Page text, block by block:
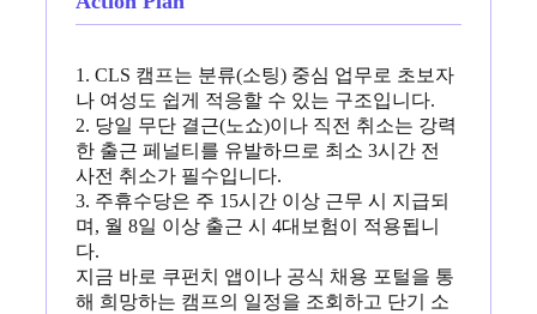
1. CLS 캠프는 분류(소팅) 중심 업무로 초보자
나 여성도 쉽게 적응할 수 있는 구조입니다.
2. 당일 무단 결근(노쇼)이나 직전 취소는 강력
한 출근 페널티를 유발하므로 최소 3시간 전
사전 취소가 필수입니다.
3. 주휴수당은 주 15시간 이상 근무 시 지급되
며, 월 8일 이상 출근 시 4대보험이 적용됩니
다.
지금 바로 쿠펀치 앱이나 공식 채용 포털을 통
해 희망하는 캠프의 일정을 조회하고 단기 소